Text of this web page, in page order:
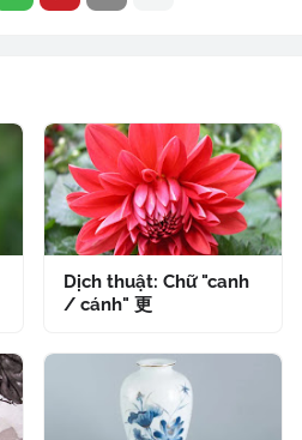
Dịch thuật: Chữ "canh
/ cánh" 更